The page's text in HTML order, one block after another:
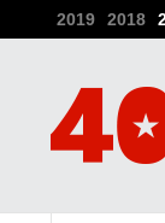
2019 2018